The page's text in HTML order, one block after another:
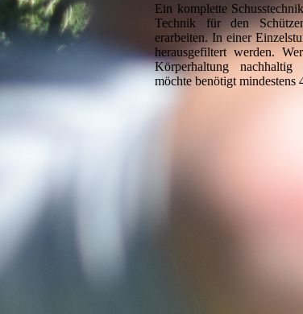
Ein komplette
Technik für den
erarbeiten. In einer
herausgefiltert werden.
Körperhaltung
möchte benötigt mindestens